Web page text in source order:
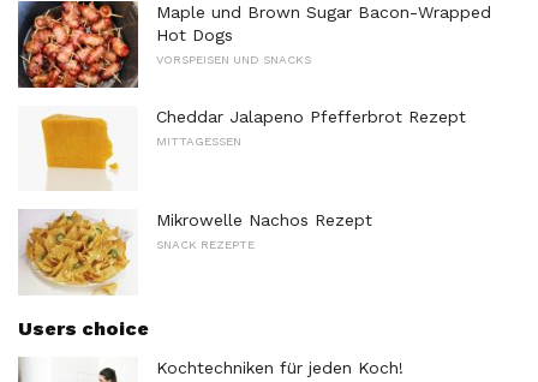
Maple und Brown Sugar Bacon-Wrapped
Hot Dogs
VORSPEISEN UND SNACKS
Cheddar Jalapeno Pfefferbrot Rezept
MITTAGESSEN
Mikrowelle Nachos Rezept
SNACK REZEPTE
Users choice
Kochtechniken für jeden Koch!